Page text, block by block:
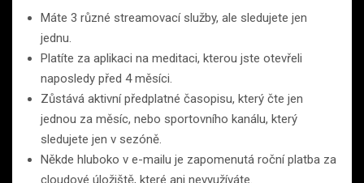
Máte 3 různé streamovací služby, ale sledujete jen
jednu.
Platíte za aplikaci na meditaci, kterou jste otevřeli
naposledy před 4 měsíci.
Zůstává aktivní předplatné časopisu, který čte jen
jednou za měsíc, nebo sportovního kanálu, který
sledujete jen v sezóně.
Někde hluboko v e-mailu je zapomenutá roční platba za
cloudové úložiště, které ani nevyužíváte.